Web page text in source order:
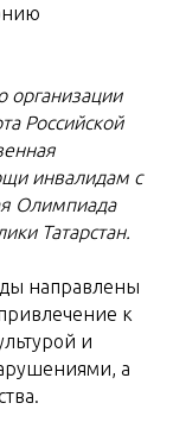
организации
Российской
инвалидам с
Олимпиада
Татарстан.
направлены
к
и
а